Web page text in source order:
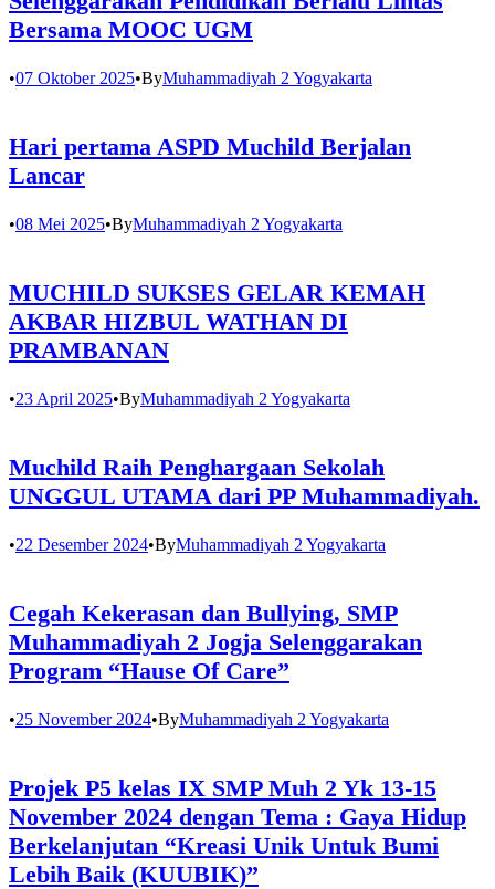
Bersama MOOC UGM
•07 Oktober 2025•ByMuhammadiyah 2 Yogyakarta
Hari pertama ASPD Muchild Berjalan
Lancar
•08 Mei 2025•ByMuhammadiyah 2 Yogyakarta
MUCHILD SUKSES GELAR KEMAH
AKBAR HIZBUL WATHAN DI
PRAMBANAN
•23 April 2025•ByMuhammadiyah 2 Yogyakarta
Muchild Raih Penghargaan Sekolah
UNGGUL UTAMA dari PP Muhammadiyah.
•22 Desember 2024•ByMuhammadiyah 2 Yogyakarta
Cegah Kekerasan dan Bullying, SMP
Muhammadiyah 2 Jogja Selenggarakan
Program “Hause Of Care”
•25 November 2024•ByMuhammadiyah 2 Yogyakarta
Projek P5 kelas IX SMP Muh 2 Yk 13-15
November 2024 dengan Tema : Gaya Hidup
Berkelanjutan “Kreasi Unik Untuk Bumi
Lebih Baik (KUUBIK)”